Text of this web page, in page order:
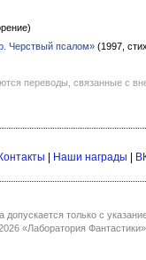
Черствый псалом» (1997,
переводы, связанные с
Контакты Наши награды
только с
«Лаборатория Фантастики».